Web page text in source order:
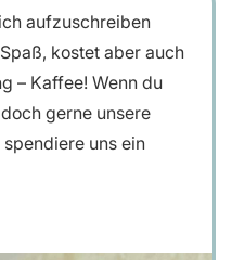
aufzuschreiben
kostet aber auch
– Kaffee! Wenn du
gerne unsere
uns ein